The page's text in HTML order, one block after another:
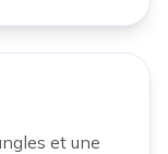
et une